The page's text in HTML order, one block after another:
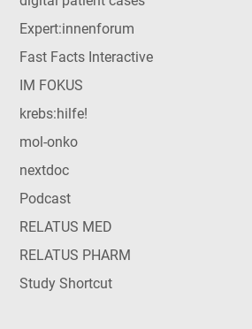
Expert:innenforum
Fast Facts Interactive
IM FOKUS
krebs:hilfe!
mol-onko
nextdoc
Podcast
RELATUS MED
RELATUS PHARM
Study Shortcut